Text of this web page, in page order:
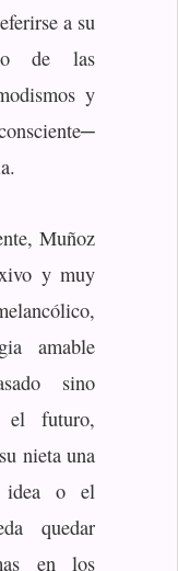
a su
de las
y
Muñoz
y muy
amable
sino
el futuro,
nieta una
idea o el
quedar
en los